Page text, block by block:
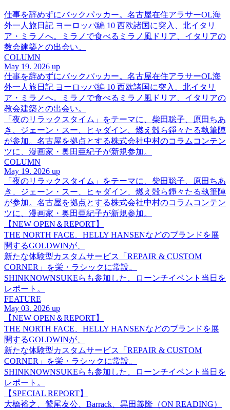
仕事を辞めずにバックパッカー。名古屋在住アラサーOL海
外一人旅日記 ヨーロッパ編 10 西欧諸国に突入、北イタリ
ア・ミラノへ。ミラノで食べるミラノ風ドリア、イタリアの
教会建築との出会い。
COLUMN
May 19. 2026 up
仕事を辞めずにバックパッカー。名古屋在住アラサーOL海
外一人旅日記 ヨーロッパ編 10 西欧諸国に突入、北イタリ
ア・ミラノへ。ミラノで食べるミラノ風ドリア、イタリアの
教会建築との出会い。
「夜のリラックスタイム」をテーマに、柴田聡子、原田ちあ
き、ジェーン・スー、ヒャダイン、燃え殻ら錚々たる執筆陣
が参加。名古屋を拠点とする株式会社中村のコラムコンテン
ツに、漫画家・奥田亜紀子が新規参加。
COLUMN
May 19. 2026 up
「夜のリラックスタイム」をテーマに、柴田聡子、原田ちあ
き、ジェーン・スー、ヒャダイン、燃え殻ら錚々たる執筆陣
が参加。名古屋を拠点とする株式会社中村のコラムコンテン
ツに、漫画家・奥田亜紀子が新規参加。
【NEW OPEN＆REPORT】
THE NORTH FACE、HELLY HANSENなどのブランドを展
開するGOLDWINが、
新たな体験型カスタムサービス「REPAIR & CUSTOM
CORNER」を栄・ラシックに常設。
SHINKNOWNSUKEらも参加した、ローンチイベント当日を
レポート。
FEATURE
May 03. 2026 up
【NEW OPEN＆REPORT】
THE NORTH FACE、HELLY HANSENなどのブランドを展
開するGOLDWINが、
新たな体験型カスタムサービス「REPAIR & CUSTOM
CORNER」を栄・ラシックに常設。
SHINKNOWNSUKEらも参加した、ローンチイベント当日を
レポート。
【SPECIAL REPORT】
大橋裕之、鷲尾友公、Barrack、黒田義隆（ON READING）